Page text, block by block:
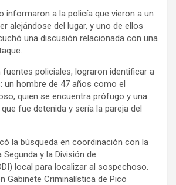
informaron a la policía que vieron a un
alejándose del lugar, y uno de ellos
una discusión relacionada con una
policiales, lograron identificar a
un hombre de 47 años como el
quien se encuentra prófugo y una
fue detenida y sería la pareja del
la búsqueda en coordinación con la
y la División de
local para localizar al sospechoso.
Gabinete Criminalística de Pico